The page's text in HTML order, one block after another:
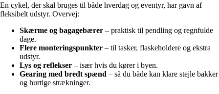
En cykel, der skal bruges til både hverdag og eventyr, har gavn af
fleksibelt udstyr. Overvej:
Skærme og bagagebærer – praktisk til pendling og regnfulde
dage.
Flere monteringspunkter – til tasker, flaskeholdere og ekstra
udstyr.
Lys og reflekser – især hvis du kører i byen.
Gearing med bredt spænd – så du både kan klare stejle bakker
og hurtige strækninger.